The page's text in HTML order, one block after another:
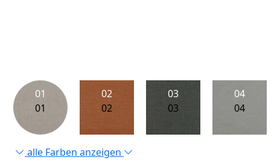
01
01
02
02
03
03
04
04
alle Farben anzeigen